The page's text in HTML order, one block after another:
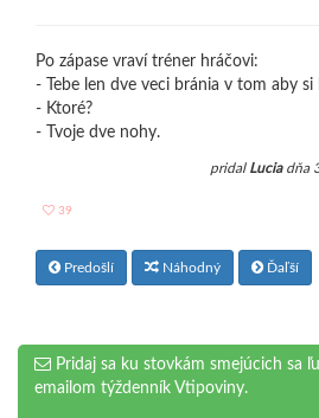
Po zápase vraví tréner hráčovi:
- Tebe len dve veci bránia v tom aby si
- Ktoré?
- Tvoje dve nohy.
pridal Luciadňa
39
Predošlí Náhodný Ďaľší
Pridaj sa ku stovkám smejúcich sa
emailom týždenník Vtipoviny.